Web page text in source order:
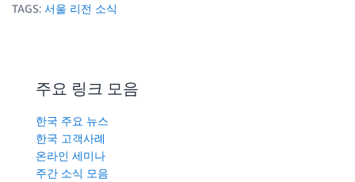
TAGS: 서울 리전 소식
주요 링크 모음
한국 주요 뉴스
한국 고객사례
온라인 세미나
주간 소식 모음